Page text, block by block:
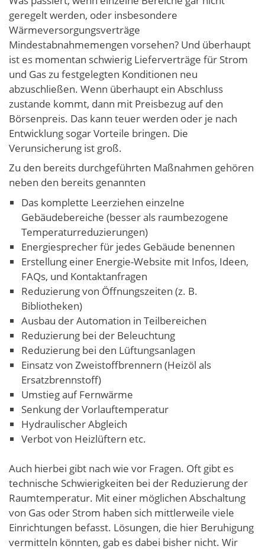
geregelt werden, oder insbesondere
Wärmeversorgungsverträge
Mindestabnahmemengen vorsehen? Und überhaupt
ist es momentan schwierig Lieferverträge für Strom
und Gas zu festgelegten Konditionen neu
abzuschließen. Wenn überhaupt ein Abschluss
zustande kommt, dann mit Preisbezug auf den
Börsenpreis. Das kann teuer werden oder je nach
Entwicklung sogar Vorteile bringen. Die
Verunsicherung ist groß.
Zu den bereits durchgeführten Maßnahmen gehören
neben den bereits genannten
Das komplette Leerziehen einzelne
Gebäudebereiche (besser als raumbezogene
Temperaturreduzierungen)
Energiesprecher für jedes Gebäude benennen
Erstellung einer Energie-Website mit Infos, Ideen,
FAQs, und Kontaktanfragen
Reduzierung von Öffnungszeiten (z. B.
Bibliotheken)
Ausbau der Automation in Teilbereichen
Reduzierung bei der Beleuchtung
Reduzierung bei den Lüftungsanlagen
Einsatz von Zweistoffbrennern (Heizöl als
Ersatzbrennstoff)
Umstieg auf Fernwärme
Senkung der Vorlauftemperatur
Hydraulischer Abgleich
Verbot von Heizlüftern etc.
Auch hierbei gibt nach wie vor Fragen. Oft gibt es
technische Schwierigkeiten bei der Reduzierung der
Raumtemperatur. Mit einer möglichen Abschaltung
von Gas oder Strom haben sich mittlerweile viele
Einrichtungen befasst. Lösungen, die hier Beruhigung
vermitteln könnten, gab es dabei bisher nicht. Wir